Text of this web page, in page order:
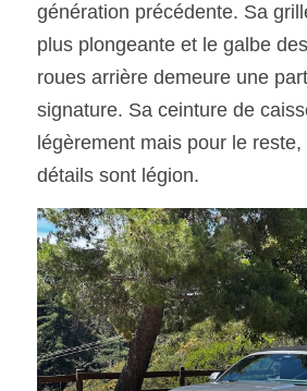
génération précédente. Sa
plus plongeante et le galbe
roues arrière demeure une
signature. Sa ceinture de
légèrement mais pour le
détails sont légion.